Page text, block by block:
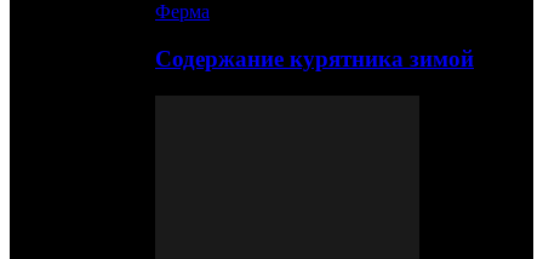
Ферма
Содержание курятника зимой